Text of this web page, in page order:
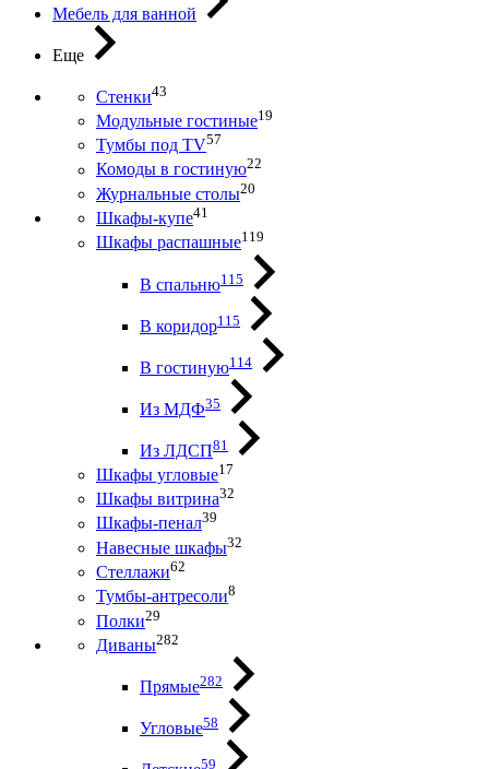
Мебель для ванной
Еще
Стенки43
Модульные гостиные19
Тумбы под ТV57
Комоды в гостиную22
Журнальные столы20
Шкафы-купе41
Шкафы распашные119
В спальню115
В коридор115
В гостиную114
Из МДФ35
Из ЛДСП81
Шкафы угловые17
Шкафы витрина32
Шкафы-пенал39
Навесные шкафы32
Стеллажи62
Тумбы-антресоли8
Полки29
Диваны282
Прямые282
Угловые58
59